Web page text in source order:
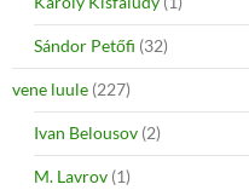
Sándor Petőfi (32)
vene luule (227)
Ivan Belousov (2)
M. Lavrov (1)